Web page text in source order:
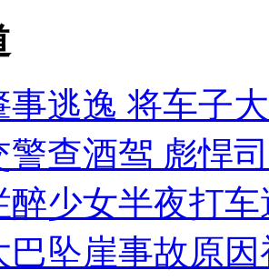
客车翻车
事逃逸 将车子
警查酒驾 彪悍
醉少女半夜打
巴坠崖事故原